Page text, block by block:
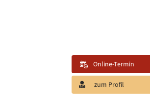
zum Profil
Online-Termin